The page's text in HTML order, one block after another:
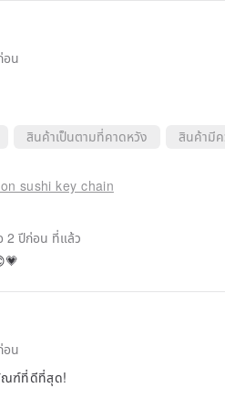
อน
สินค้าเป็นตามที่คาดหวัง สินค้ามี
sushi key chain
2 ปีก่อน ที่แล้ว
อน
ณฑ์ที่ดีที่สุด!